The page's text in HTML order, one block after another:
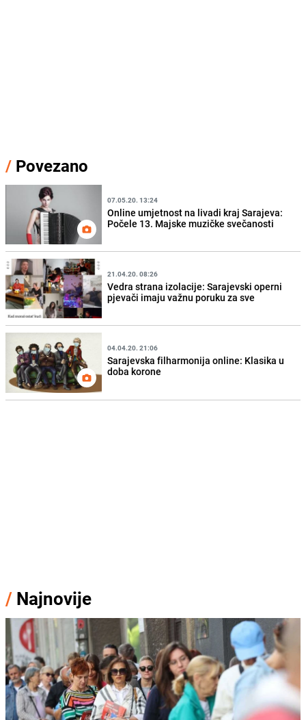
/ Povezano
07.05.20. 13:24
Online umjetnost na livadi kraj Sarajeva:
Počele 13. Majske muzičke svečanosti
21.04.20. 08:26
Vedra strana izolacije: Sarajevski operni
pjevači imaju važnu poruku za sve
04.04.20. 21:06
Sarajevska filharmonija online: Klasika u
doba korone
/ Najnovije